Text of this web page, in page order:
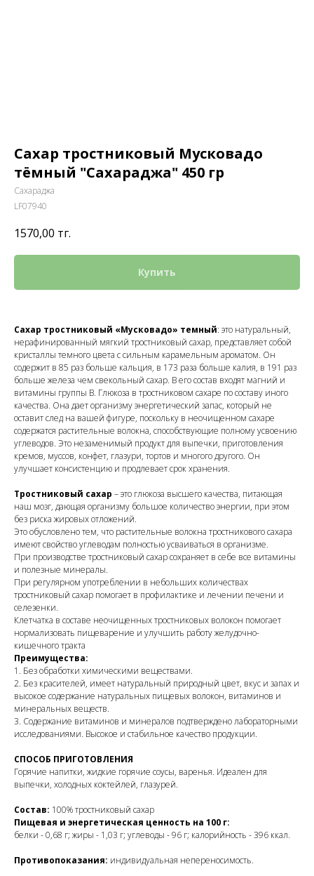
Сахар тростниковый Мусковадо
тёмный "Сахараджа" 450 гр
Сахараджа
LF07940
1570,00 тг.
Купить
Cахар тростниковый «Мусковадо» темный: это натуральный,
нерафинированный мягкий тростниковый сахар, представляет собой
кристаллы темного цвета с сильным карамельным ароматом. Он
содержит в 85 раз больше кальция, в 173 раза больше калия, в 191 раз
больше железа чем свекольный сахар. В его состав входят магний и
витамины группы В. Глюкоза в тростниковом сахаре по составу иного
качества. Она дает организму энергетический запас, который не
оставит след на вашей фигуре, поскольку в неочищенном сахаре
содержатся растительные волокна, способствующие полному усвоению
углеводов. Это незаменимый продукт для выпечки, приготовления
кремов, муссов, конфет, глазури, тортов и многого другого. Он
улучшает консистенцию и продлевает срок хранения.
Тростниковый сахар – это глюкоза высшего качества, питающая
наш мозг, дающая организму большое количество энергии, при этом
без риска жировых отложений.
Это обусловлено тем, что растительные волокна тростникового сахара
имеют свойство углеводам полностью усваиваться в организме.
При производстве тростниковый сахар сохраняет в себе все витамины
и полезные минералы.
При регулярном употреблении в небольших количествах
тростниковый сахар помогает в профилактике и лечении печени и
селезенки.
Клетчатка в составе неочищенных тростниковых волокон помогает
нормализовать пищеварение и улучшить работу желудочно-
кишечного тракта
Преимущества:
1. Без обработки химическими веществами.
2. Без красителей, имеет натуральный природный цвет, вкус и запах и
высокое содержание натуральных пищевых волокон, витаминов и
минеральных веществ.
3. Содержание витаминов и минералов подтверждено лабораторными
исследованиями. Высокое и стабильное качество продукции.
СПОСОБ ПРИГОТОВЛЕНИЯ
Горячие напитки, жидкие горячие соусы, варенья. Идеален для
выпечки, холодных коктейлей, глазурей.
Состав: 100% тростниковый сахар
Пищевая и энергетическая ценность на 100 г:
белки - 0,68 г; жиры - 1,03 г; углеводы - 96 г; калорийность - 396 ккал.
Противопоказания: индивидуальная непереносимость.